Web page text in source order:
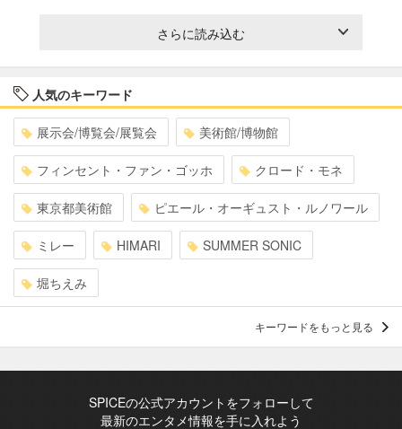
さらに読み込む
人気のキーワード
展示会/博覧会/展覧会 美術館/博物館
フィンセント・ファン・ゴッホ クロード・モネ
東京都美術館 ピエール・オーギュスト・ルノワール
ミレー HIMARI SUMMER SONIC
堀ちえみ
キーワードをもっと見る
SPICEの公式アカウントをフォローして
最新のエンタメ情報を手に入れよう